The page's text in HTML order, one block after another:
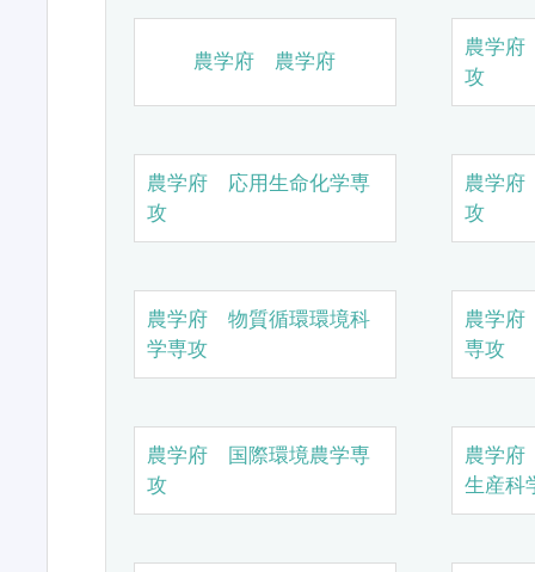
農学府 農学府
農学
攻
農学府 応用生命化学専
攻
農学
攻
農学府 物質循環環境科
学専攻
農学
専攻
農学府 国際環境農学専
攻
農学
生産科